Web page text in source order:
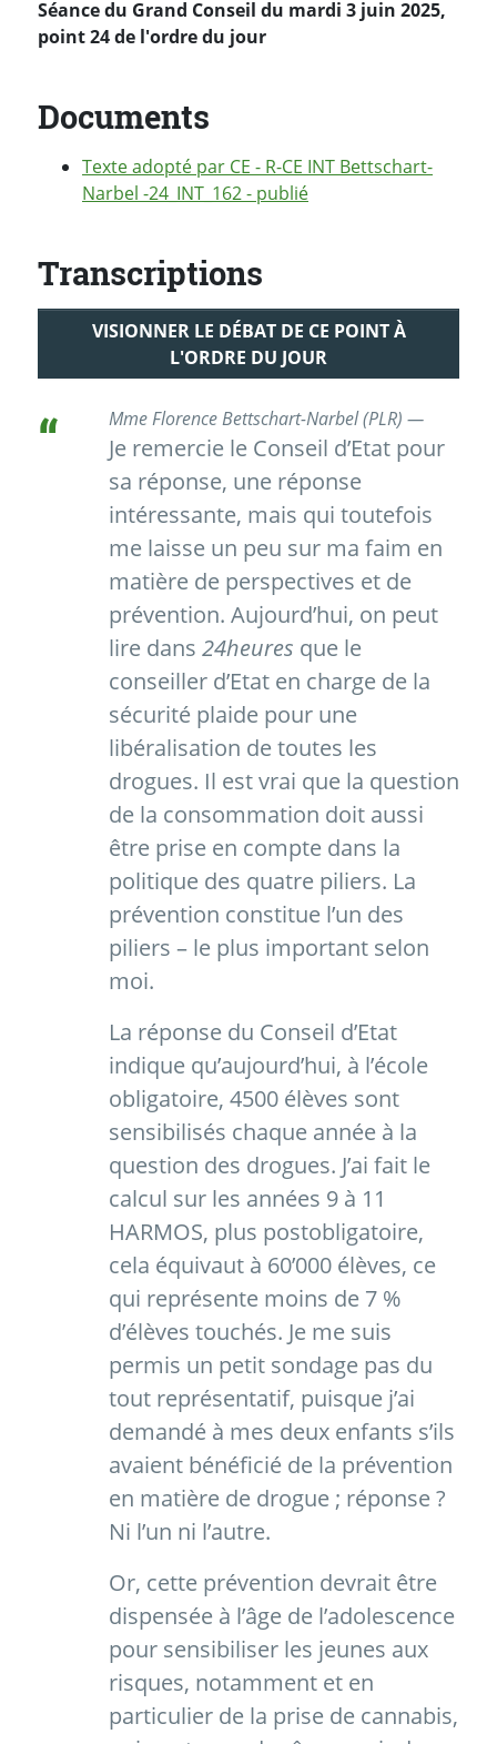
Séance du Grand Conseil du mardi 3 juin 2025,
point 24 de l'ordre du jour
Documents
Texte adopté par CE - R-CE INT Bettschart-
Narbel -24_INT_162 - publié
Transcriptions
VISIONNER LE DÉBAT DE CE POINT À
L'ORDRE DU JOUR
Mme Florence Bettschart-Narbel (PLR) —
Je remercie le Conseil d’Etat pour
sa réponse, une réponse
intéressante, mais qui toutefois
me laisse un peu sur ma faim en
matière de perspectives et de
prévention. Aujourd’hui, on peut
lire dans 24heures que le
conseiller d’Etat en charge de la
sécurité plaide pour une
libéralisation de toutes les
drogues. Il est vrai que la question
de la consommation doit aussi
être prise en compte dans la
politique des quatre piliers. La
prévention constitue l’un des
piliers – le plus important selon
moi.
La réponse du Conseil d’Etat
indique qu’aujourd’hui, à l’école
obligatoire, 4500 élèves sont
sensibilisés chaque année à la
question des drogues. J’ai fait le
calcul sur les années 9 à 11
HARMOS, plus postobligatoire,
cela équivaut à 60’000 élèves, ce
qui représente moins de 7 %
d’élèves touchés. Je me suis
permis un petit sondage pas du
tout représentatif, puisque j’ai
demandé à mes deux enfants s’ils
avaient bénéficié de la prévention
en matière de drogue ; réponse ?
Ni l’un ni l’autre.
Or, cette prévention devrait être
dispensée à l’âge de l’adolescence
pour sensibiliser les jeunes aux
risques, notamment et en
particulier de la prise de cannabis,